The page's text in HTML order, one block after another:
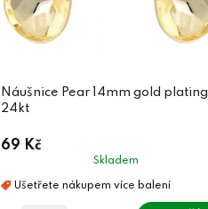
Náušnice Pear 14mm gold plating
24kt
69 Kč
Skladem